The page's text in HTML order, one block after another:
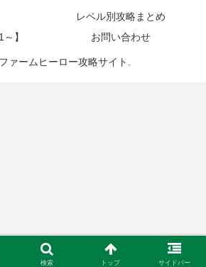
レベル別攻略まとめ
】
お問い合わせ
ァームヒーロー攻略サイト.
検索 トップ サイドバー